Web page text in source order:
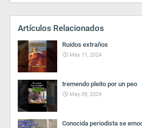
Artículos Relacionados
Ruidos extraños
May 11, 2024
tremendo pleito por un peo
May 09, 2024
Conocida periodista se